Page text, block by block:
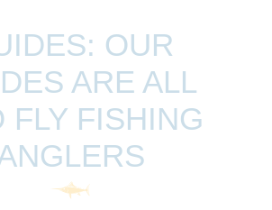
OUR
ARE ALL
FLY FISHING